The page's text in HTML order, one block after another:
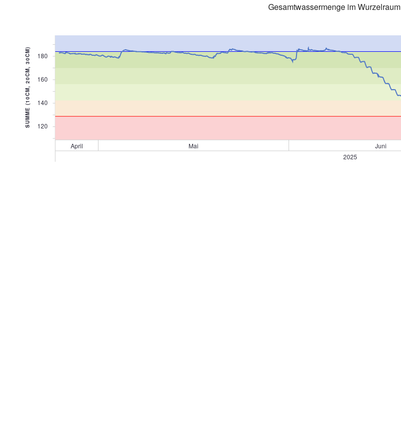
Gesamtwassermenge im Wurzelraum
SUMME (10CM, 20CM, 30CM) 120
140
160
180
April Mai Juni
2025